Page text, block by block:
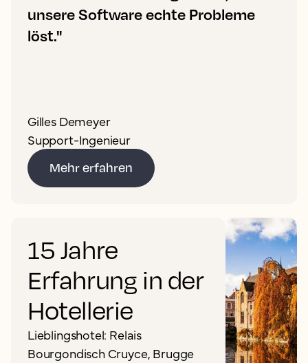
unsere Software echte Probleme
löst."
Gilles Demeyer
Support-Ingenieur
Mehr erfahren
15 Jahre
Erfahrung in der
Hotellerie
Lieblingshotel: Relais
Bourgondisch Cruyce, Brugge